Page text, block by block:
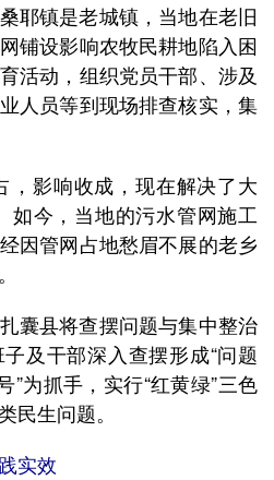
镇是老城镇，当地在老旧
铺设影响农牧民耕地陷入困
活动，组织党员干部、涉及
人员等到现场排查核实，集
影响收成，现在解决了大
如今，当地的污水管网施工
因管网占地愁眉不展的老乡
县将查摆问题与集中整治
及干部深入查摆形成“问题
”为抓手，实行“红黄绿”三色
民生问题。
实效